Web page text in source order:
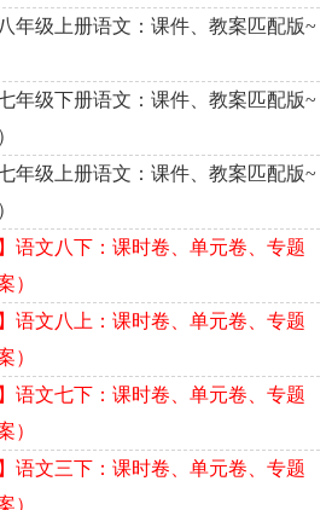
年级上册语文：课件、教案匹配版~
年级下册语文：课件、教案匹配版~
年级上册语文：课件、教案匹配版~
语文八下：课时卷、单元卷、专题
）
语文八上：课时卷、单元卷、专题
）
语文七下：课时卷、单元卷、专题
）
语文三下：课时卷、单元卷、专题
）